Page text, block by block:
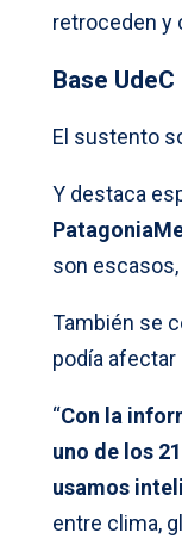
retroceden y
Base UdeC
El sustento
Y destaca
son
También se
podía
“Con la
uno de los
usamos
entre clima,